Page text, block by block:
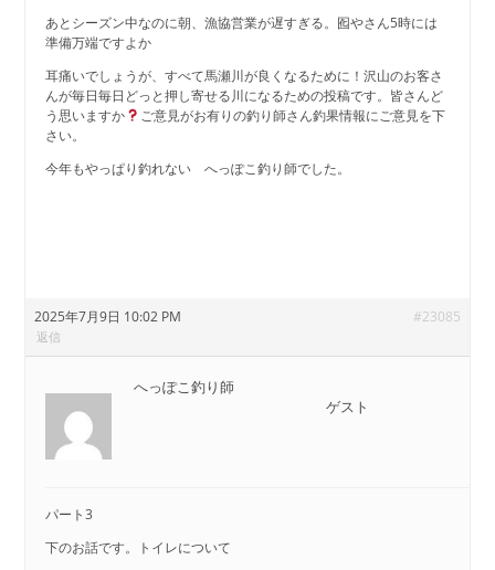
あとシーズン中なのに朝、漁協営業が遅すぎる。囮やさん5時には
準備万端ですよか
耳痛いでしょうが、すべて馬瀬川が良くなるために！沢山のお客さ
んが毎日毎日どっと押し寄せる川になるための投稿です。皆さんど
う思いますか
ご意見がお有りの釣り師さん釣果情報にご意見を下
さい。
今年もやっぱり釣れない へっぽこ釣り師でした。
2025年7月9日 10:02 PM #23085
返信
へっぽこ釣り師
ゲスト
パート3
下のお話です。トイレについて